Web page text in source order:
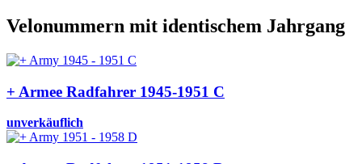
Velonummern mit identischem Jahrgang
+ Armee Radfahrer 1945-1951 C
unverkäuflich